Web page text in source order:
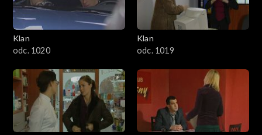
Klan
odc. 1020
Klan
odc. 1019